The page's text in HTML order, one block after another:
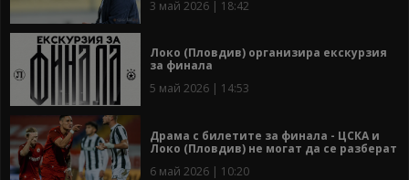
3 май 2026 | 18:42
Локо (Пловдив) организира екскурзия
за финала
5 май 2026 | 14:53
Драма с билетите за финала - ЦСКА и
Локо (Пловдив) не могат да се разберат
6 май 2026 | 10:20